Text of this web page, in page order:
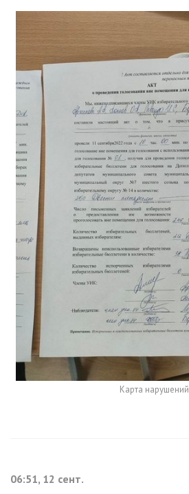
Карта нарушений
06:51, 12 сент.